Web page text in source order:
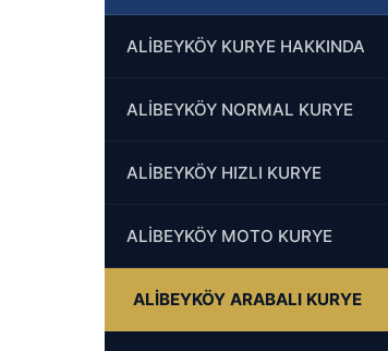
ALİBEYKÖY KURYE HAKKINDA
ALİBEYKÖY NORMAL KURYE
ALİBEYKÖY HIZLI KURYE
ALİBEYKÖY MOTO KURYE
ALİBEYKÖY ARABALI KURYE